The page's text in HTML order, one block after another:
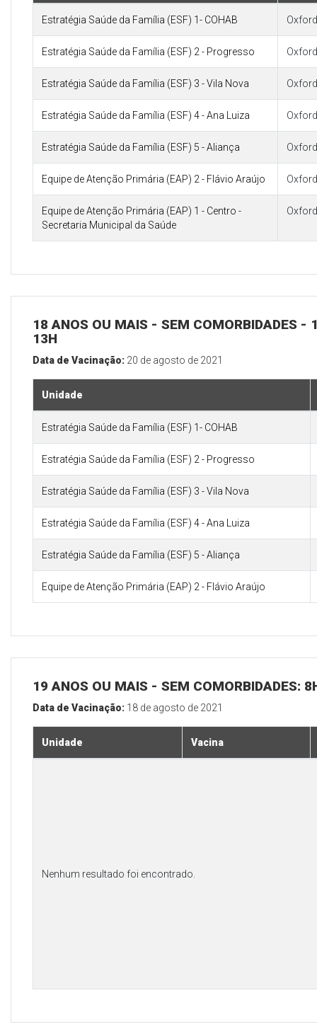
Estratégia Saúde da Família (ESF) 1- COHAB
Estratégia Saúde da Família (ESF) 2 - Progresso
Estratégia Saúde da Família (ESF) 3 - Vila Nova
Estratégia Saúde da Família (ESF) 4 - Ana Luiza
Estratégia Saúde da Família (ESF) 5 - Aliança
Equipe de Atenção Primária (EAP) 2 - Flávio Araújo
Equipe de Atenção Primária (EAP) 1 - Centro -
Secretaria Municipal da Saúde
18 ANOS OU MAIS - SEM COMORBIDADES -
13H
Data de Vacinação: 20 de agosto de 2021
Unidade
Estratégia Saúde da Família (ESF) 1- COHAB
Estratégia Saúde da Família (ESF) 2 - Progresso
Estratégia Saúde da Família (ESF) 3 - Vila Nova
Estratégia Saúde da Família (ESF) 4 - Ana Luiza
Estratégia Saúde da Família (ESF) 5 - Aliança
Equipe de Atenção Primária (EAP) 2 - Flávio Araújo
19 ANOS OU MAIS - SEM COMORBIDADES:
Data de Vacinação: 18 de agosto de 2021
Unidade Vacina
Nenhum resultado foi encontrado.